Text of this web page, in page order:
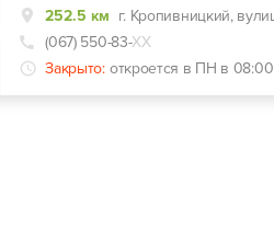
252.5 км
(067) 550-83-ХХ
Закрыто: откроется в ПН в 08:00